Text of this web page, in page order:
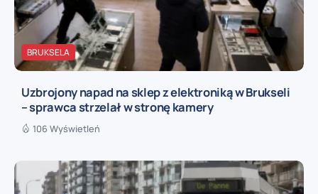
BRUKSELA
Uzbrojony napad na sklep z elektroniką w Brukseli
– sprawca strzelał w stronę kamery
106 Wyświetleń